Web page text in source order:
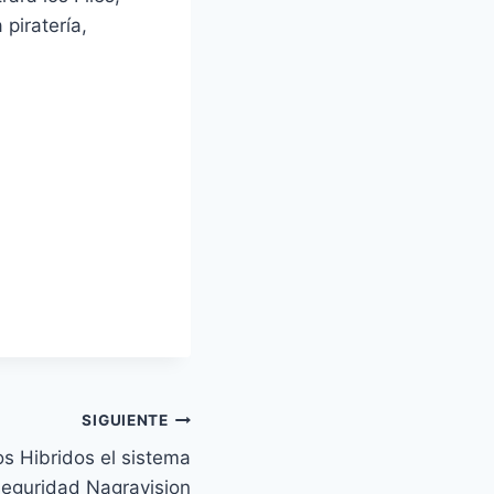
piratería,
SIGUIENTE
Hibridos el sistema
Nagravision